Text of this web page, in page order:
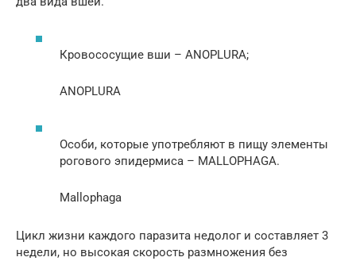
Кровососущие вши – ANOPLURA;
ANOPLURA
Особи, которые употребляют в пищу элементы
рогового эпидермиса – MALLOPHAGA.
Mallophaga
Цикл жизни каждого паразита недолог и составляет 3
недели, но высокая скорость размножения без